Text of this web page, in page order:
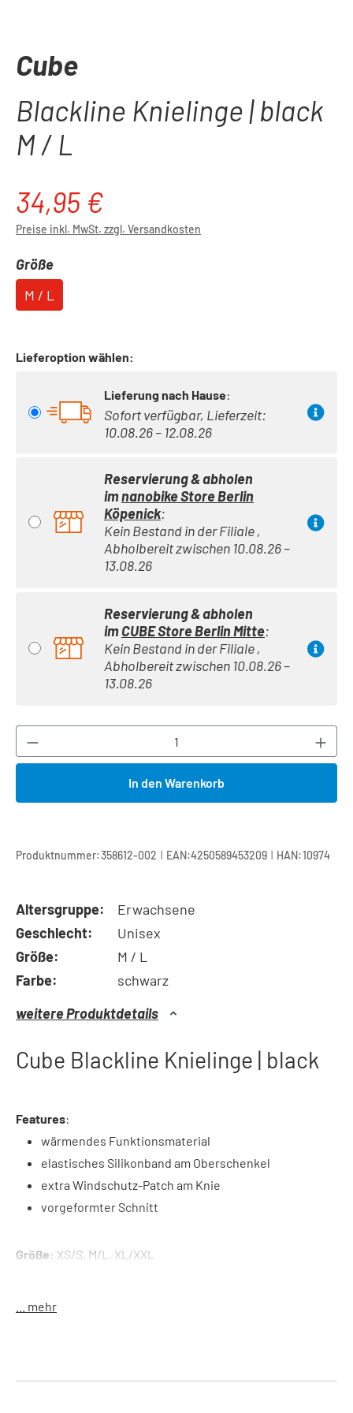
Cube
Blackline Knielinge | black
M / L
Regulärer Preis:
34,95 €
Preise inkl. MwSt. zzgl. Versandkosten
Größeauswählen
M / L
Lieferoption wählen:
Lieferung nach Hause:
Sofort verfügbar, Lieferzeit:
10.08.26 – 12.08.26
Reservierung & abholen
imnanobike Store Berlin
Köpenick:
Kein Bestand in der Filiale ,
Abholbereit zwischen 10.08.26 –
13.08.26
Reservierung & abholen
imCUBE Store Berlin Mitte:
Kein Bestand in der Filiale ,
Abholbereit zwischen 10.08.26 –
13.08.26
Produkt Anzahl: Gib den gewünschten
In den Warenkorb
Produktnummer:358612-002 | EAN:4250589453209 | HAN:10974
Altersgruppe:
Erwachsene
Geschlecht:
Unisex
Größe:
M / L
Farbe:
schwarz
weitere Produktdetails
Cube Blackline Knielinge | black
Features:
wärmendes Funktionsmaterial
elastisches Silikonband am Oberschenkel
extra Windschutz-Patch am Knie
vorgeformter Schnitt
Größe: XS/S, M/L, XL/XXL
... mehr